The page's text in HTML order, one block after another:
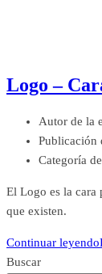
Logo –
Autor de la
Publicación
Categoría
El Logo es la cara
que existen.
Continuar leyendo
Buscar